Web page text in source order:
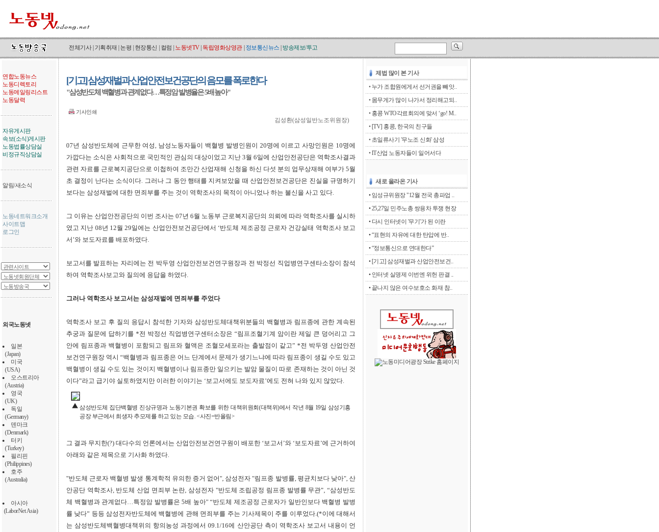
전체기사| 기획취재 논평 현장통신 컬럼 노동넷TV| 독립영화상영관 정보통신뉴스 방송제보/투고
연합노동뉴스
노동디렉토리
노동메일링리스트
노동달력
자유게시판
속보(소식)게시판
노동법률상담실
비정규직상담실
알림/새소식
노동네트워크소개
사이트맵
로그인
외국노동넷
일본
(Japan)
미국
(USA)
오스트리아
(Austria)
영국
(UK)
독일
(Germany)
덴마크
(Denmark)
터키
(Turkey)
필리핀
(Philippines)
호주
(Australia)
아시아
(LaborNet Asia)
[기고] 삼성재벌과 산업안전보건공단의 음모를 폭로한다
"삼성반도체 백혈병과 관계없다…특정암 발병율은 5배 높아"
기사인쇄
김성환(삼성일반노조위원장)
07년 삼성반도체에 근무한 여성, 남성노동자들이 백혈병 발병인원이 20명에 이르고 사망인원은 10명에
가깝다는 소식은 사회적으로 국민적인 관심의 대상이었고 지난 3월 6일에 산업안전공단은 역학조사결과
관련 자료를 근로복지공단으로 이첩하여 조만간 산업재해 신청을 하신 다섯 분의 업무상재해 여부가 5월
초 결정이 난다는 소식이다. 그러나 그 동안 행태를 지켜보았을 때 산업안전보건공단은 진실을 규명하기
보다는 삼성재벌에 대한 면죄부를 주는 것이 역학조사의 목적이 아니었나 하는 불신을 사고 있다.
그 이유는 산업안전공단의 이번 조사는 07년 6월 노동부 근로복지공단의 의뢰에 따라 역학조사를 실시하
였고 지난 08년 12월 29일에는 산업안전보건공단에서 ‘반도체 제조공정 근로자 건강실태 역학조사 보고
서’와 보도자료를 배포하였다.
보고서를 발표하는 자리에는 전 박두영 산업안전보건연구원장과 전 박정선 직업병연구센타소장이 참석
하여 역학조사보고와 질의에 응답을 하였다.
그러나 역학조사 보고서는 삼성재벌에 면죄부를 주었다
역학조사 보고 후 질의 응답시 참석한 기자와 삼성반도체대책위분들의 백혈병과 림프종에 관한 계속된
추궁과 질문에 답하기를 *전 박정선 직업병연구센터소장은 “림프조혈기계 암이란 제일 큰 덩어리고 그
안에 림프종과 백혈병이 포함되고 림프와 혈액은 조혈모세포라는 출발점이 같고” *전 박두영 산업안전
보건연구원장 역시 “백혈병과 림프종은 어느 단계에서 문제가 생기느냐에 따라 림프종이 생길 수도 있고
백혈병이 생길 수도 있는 것이지 백혈병이나 림프종만 일으키는 발암 물질이 따로 존재하는 것이 아닌 것
이다”라고 급기야 실토하였지만 이러한 이야기는 ‘보고서에도 보도자료’에도 전혀 나와 있지 않았다.
삼성반도체 집단백혈병 진상규명과 노동기본권 확보를 위한 대책위원회(대책위)에서 작년 8월 19일 삼성기흥
공장 부근에서 희생자 추모제를 하고 있는 모습. <사진=반올림>
그 결과 무지한(?) 대다수의 언론에서는 산업안전보건연구원이 배포한 ‘보고서’와 ‘보도자료’에 근거하여
아래와 같은 제목으로 기사화 하였다.
"반도체 근로자 백혈병 발생 통계학적 유의한 증거 없어", 삼성전자 "림프종 발병률, 평균치보다 낮아", 산
안공단 역학조사, 반도체 산업 면죄부 논란, 삼성전자 "반도체 조립공정 림프종 발병률 무관”, “삼성반도
체 백혈병과 관계없다…특정암 발병률은 5배 높아" “반도체 제조공정 근로자가 일반인보다 백혈병 발병
률 낮다” 등등 삼성전자반도체에 백혈병에 관해 면죄부를 주는 기사제목이 주를 이루었다.(*이에 대해서
는 삼성반도체백혈병대책위의 항의농성 과정에서 09.1/16에 산안공단 측이 역학조사 보고서 내용이 언
제법 많이 본 기사
• 누가 조합원에게서 선거권을 빼앗..
• 몸무게가 많이 나가서 정리해고되..
• 홍콩 WTO각료회의에 맞서 ‘go! M..
• [TV] 홍콩, 한국의 친구들
• 초일류사기 '무노조 신화' 삼성
•IT산업 노동자들이 일어서다
새로 올라온 기사
• 임성규위원장 "12월 전국 총파업 ..
• 25,27일 민주노총 쌍용차 투쟁 현장
• 다시 인터넷이 '무기'가 된 이란
• “표현의 자유에 대한 탄압에 반..
• “정보통신으로 연대한다”
• [기고] 삼성재벌과 산업안전보건..
• 인터넷 실명제 이번엔 위헌 판결 ..
• 끝나지 않은 여수보호소 화재 참..